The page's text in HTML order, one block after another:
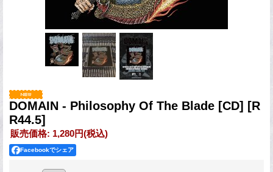
DOMAIN - Philosophy Of The Blade [CD] [R
R44.5]
販売価格: 1,280円(税込)
Facebookでシェア